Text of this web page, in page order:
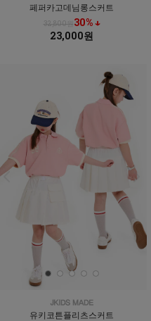
페퍼카고데님롱스커트
32,800원30% ↓
23,000원
유키코튼플리츠스커트